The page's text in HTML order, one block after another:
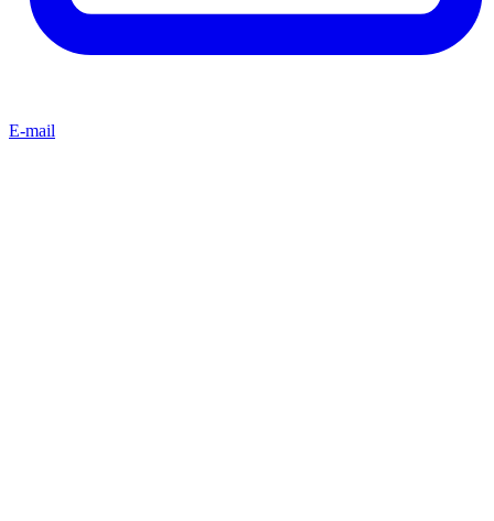
E-mail